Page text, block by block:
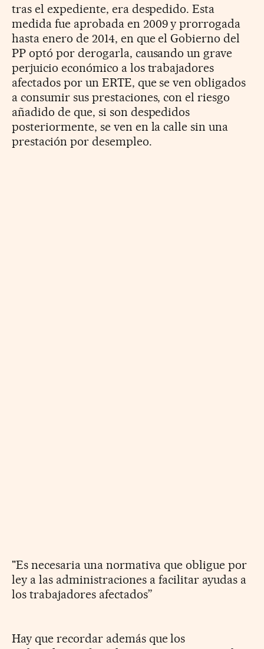
tras el expediente, era despedido. Esta
medida fue aprobada en 2009 y prorrogada
hasta enero de 2014, en que el Gobierno del
PP optó por derogarla, causando un grave
perjuicio económico a los trabajadores
afectados por un ERTE, que se ven obligados
a consumir sus prestaciones, con el riesgo
añadido de que, si son despedidos
posteriormente, se ven en la calle sin una
prestación por desempleo.
"Es necesaria una normativa que obligue por
ley a las administraciones a facilitar ayudas a
los trabajadores afectados”
Hay que recordar además que los